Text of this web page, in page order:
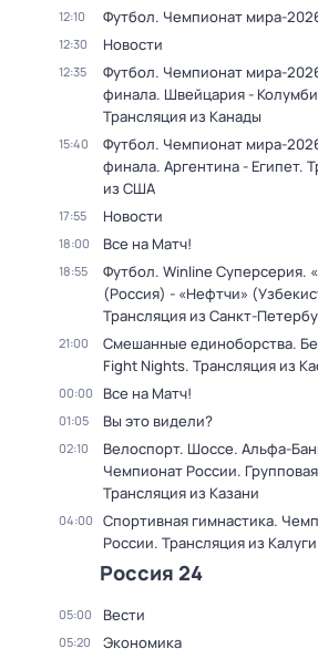
12:10 Футбол. Чемпионат мира-
12:30 Новости
12:35
Футбол. Чемпионат мира-
финала. Швейцария -
Трансляция из Канады
15:40
Футбол. Чемпионат мира-
финала. Аргентина - Египет.
из США
17:55 Новости
18:00 Все на Матч!
18:55
Футбол. Winline Суперсерия.
(Россия) - «Нефтчи»
Трансляция из Санкт-
21:00
Смешанные единоборства.
Fight Nights. Трансляция из
00:00 Все на Матч!
01:05 Вы это видели?
02:10
Велоспорт. Шоссе. Альфа-
Чемпионат России.
Трансляция из Казани
04:00
Спортивная гимнастика.
России. Трансляция из Калуги
Россия 24
05:00 Вести
05:20 Экономика